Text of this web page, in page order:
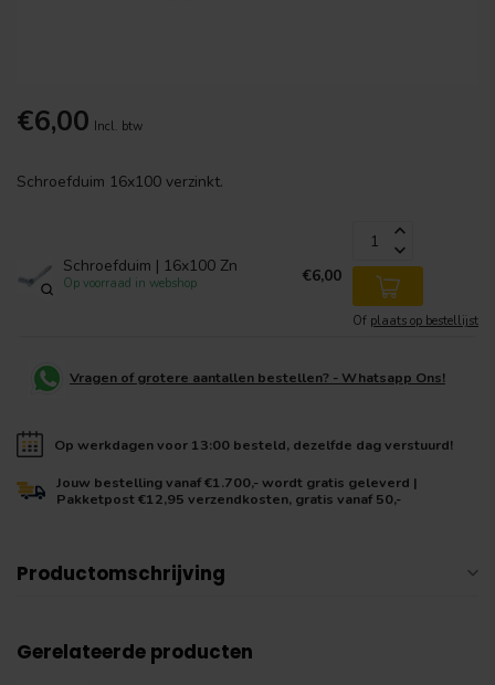
€6,00 Incl. btw
Schroefduim 16x100 verzinkt.
Schroefduim | 16x100 Zn
Op voorraad in webshop €6,00
Of plaats op bestellijst
Vragen of grotere aantallen bestellen? - Whatsapp Ons!
Op werkdagen voor 13:00 besteld, dezelfde dag verstuurd!
Jouw bestelling vanaf €1.700,- wordt gratis geleverd |
Pakketpost €12,95 verzendkosten, gratis vanaf 50,-
Productomschrijving
Gerelateerde producten